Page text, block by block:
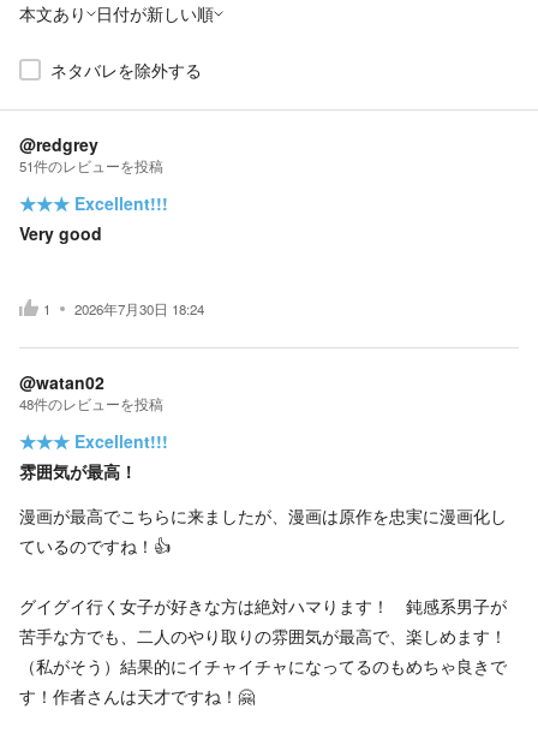
本文あり 日付が新しい順
ネタバレを除外する
@redgrey
51件のレビューを投稿
★★★ Excellent!!!
Very good
1 2026年7月30日 18:24
@watan02
48件のレビューを投稿
★★★ Excellent!!!
雰囲気が最高！
漫画が最高でこちらに来ましたが、漫画は原作を忠実に漫画化し
ているのですね！👍
グイグイ行く女子が好きな方は絶対ハマります！ 鈍感系男子が
苦手な方でも、二人のやり取りの雰囲気が最高で、楽しめます！
（私がそう）結果的にイチャイチャになってるのもめちゃ良きで
す！作者さんは天才ですね！🤗